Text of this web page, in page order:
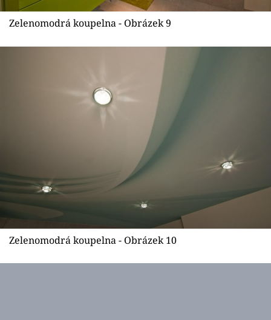
Zelenomodrá koupelna - Obrázek 9
Zelenomodrá koupelna - Obrázek 10